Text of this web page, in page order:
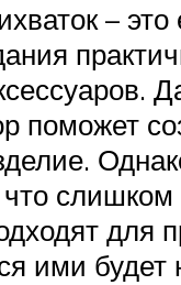
–
поможет
для
ими будет